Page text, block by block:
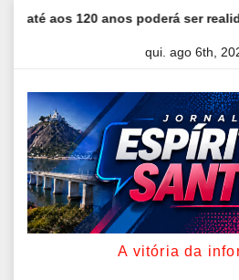
poderá ser realidade Como
qui. ago 6th,
A vitória da